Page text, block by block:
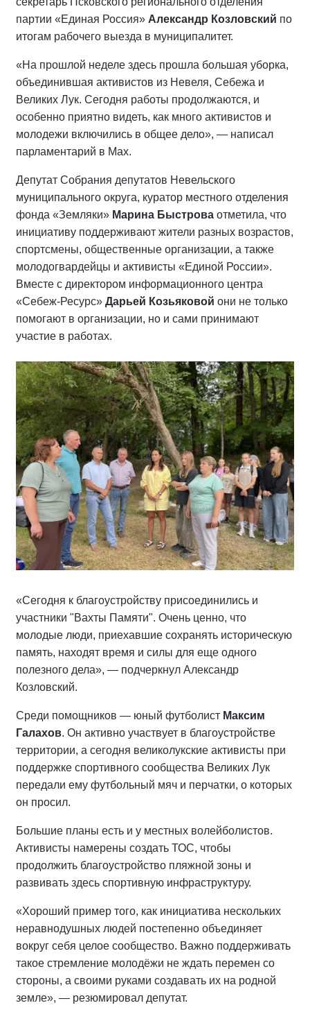
партии «Единая Россия» Александр Козловский по
итогам рабочего выезда в муниципалитет.
«На прошлой неделе здесь прошла большая уборка,
объединившая активистов из Невеля, Себежа и
Великих Лук. Сегодня работы продолжаются, и
особенно приятно видеть, как много активистов и
молодежи включились в общее дело», — написал
парламентарий в Мах.
Депутат Собрания депутатов Невельского
муниципального округа, куратор местного отделения
фонда «Земляки» Марина Быстрова отметила, что
инициативу поддерживают жители разных возрастов,
спортсмены, общественные организации, а также
молодогвардейцы и активисты «Единой России».
Вместе с директором информационного центра
«Себеж-Ресурс» Дарьей Козьяковой они не только
помогают в организации, но и сами принимают
участие в работах.
«Сегодня к благоустройству присоединились и
участники "Вахты Памяти". Очень ценно, что
молодые люди, приехавшие сохранять историческую
память, находят время и силы для еще одного
полезного дела», — подчеркнул Александр
Козловский.
Среди помощников — юный футболист Максим
Галахов. Он активно участвует в благоустройстве
территории, а сегодня великолукские активисты при
поддержке спортивного сообщества Великих Лук
передали ему футбольный мяч и перчатки, о которых
он просил.
Большие планы есть и у местных волейболистов.
Активисты намерены создать ТОС, чтобы
продолжить благоустройство пляжной зоны и
развивать здесь спортивную инфраструктуру.
«Хороший пример того, как инициатива нескольких
неравнодушных людей постепенно объединяет
вокруг себя целое сообщество. Важно поддерживать
такое стремление молодёжи не ждать перемен со
стороны, а своими руками создавать их на родной
земле», — резюмировал депутат.